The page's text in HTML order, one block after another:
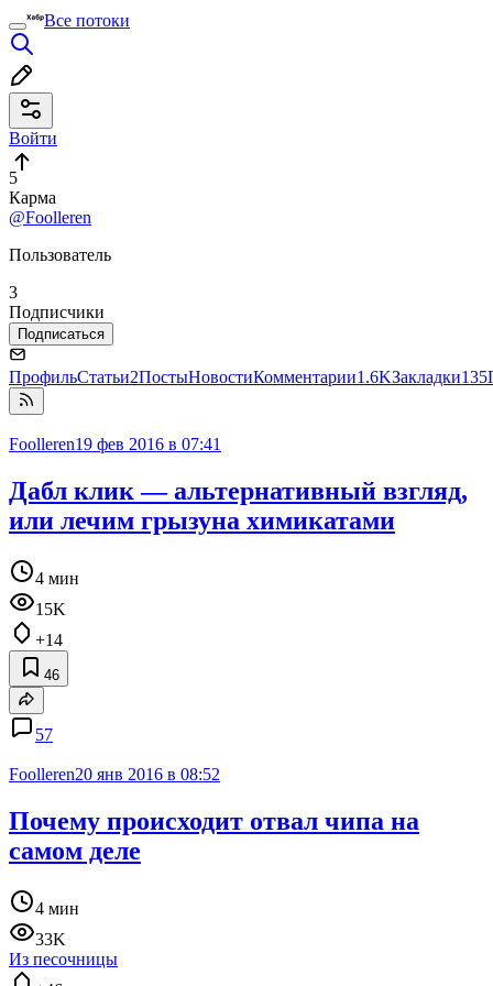
Все потоки
Войти
5
Карма
@Foolleren
Пользователь
3
Подписчики
Подписаться
ПрофильСтатьи2ПостыНовостиКомментарии1.6KЗакладки135
Foolleren19 фев 2016 в 07:41
Дабл клик — альтернативный взгляд,
или лечим грызуна химикатами
4 мин
15K
+14
46
57
Foolleren20 янв 2016 в 08:52
Почему происходит отвал чипа на
самом деле
4 мин
33K
Из песочницы